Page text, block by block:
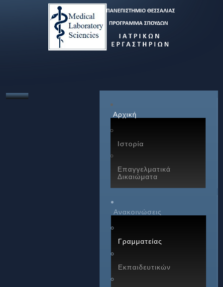
Αρχική
Ιστορία
Επαγγελματικά
Δικαιώματα
Ανακοινώσεις
Γραμματείας
Εκπαιδευτικών